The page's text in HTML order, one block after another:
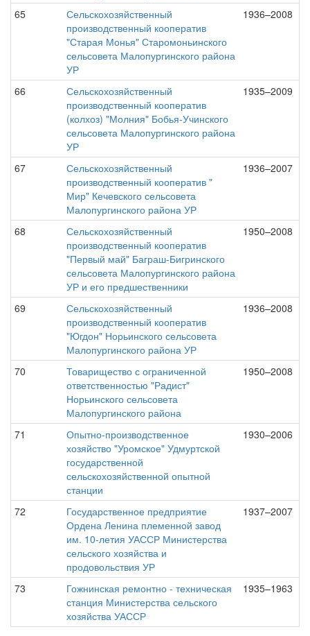
65
Сельскохозяйственный
производственный кооператив
"Старая Монья" Старомоньинского
сельсовета Малопургинского района
УР
1936–2008
66
Сельскохозяйственный
производственный кооператив
(колхоз) "Молния" Бобья-Учинского
сельсовета Малопургинского района
УР
1935–2009
67
Сельскохозяйственный
производственный кооператив "
Мир" Кечевского сельсовета
Малопургинского района УР
1936–2007
68
Сельскохозяйственный
производственный кооператив
"Первый май" Баграш-Бигринского
сельсовета Малопургинского района
УР и его предшественники
1950–2008
69
Сельскохозяйственный
производственный кооператив
"Югдон" Норьинского сельсовета
Малопургинского района УР
1936–2008
70
Товарищество с ограниченной
ответственностью "Радист"
Норьинского сельсовета
Малопургинского района
1950–2008
71
Опытно-производственное
хозяйство "Уромское" Удмуртской
государственной
сельскохозяйственной опытной
станции
1930–2006
72
Государственное предприятие
Ордена Ленина племенной завод
им. 10-летия УАССР Министерства
сельского хозяйства и
продовольствия УР
1937–2007
73
Гожнинская ремонтно - техническая
станция Министерства сельского
хозяйства УАССР
1935–1963